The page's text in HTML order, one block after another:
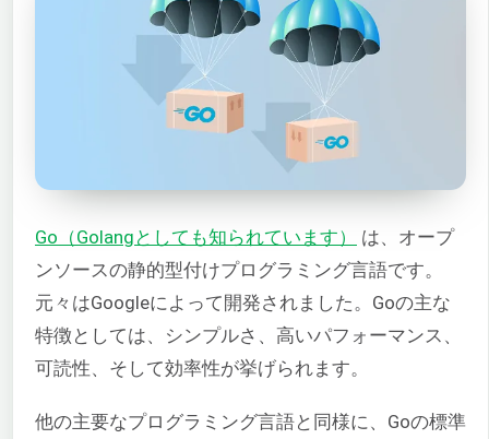
Go（Golangとしても知られています）
は、オープ
ンソースの静的型付けプログラミング言語です。
元々はGoogleによって開発されました。Goの主な
特徴としては、シンプルさ、高いパフォーマンス、
可読性、そして効率性が挙げられます。
他の主要なプログラミング言語と同様に、Goの標準